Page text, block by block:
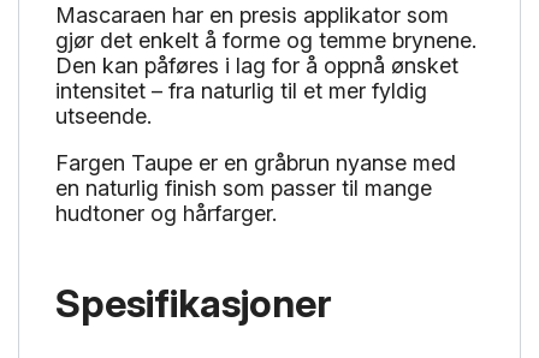
Mascaraen har en presis applikator som
gjør det enkelt å forme og temme brynene.
Den kan påføres i lag for å oppnå ønsket
intensitet – fra naturlig til et mer fyldig
utseende.
Fargen Taupe er en gråbrun nyanse med
en naturlig finish som passer til mange
hudtoner og hårfarger.
Spesifikasjoner